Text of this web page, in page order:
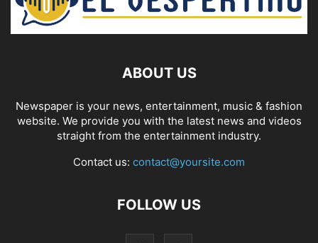
ABOUT US
Newspaper is your news, entertainment, music & fashion
website. We provide you with the latest news and videos
straight from the entertainment industry.
Contact us: contact@yoursite.com
FOLLOW US